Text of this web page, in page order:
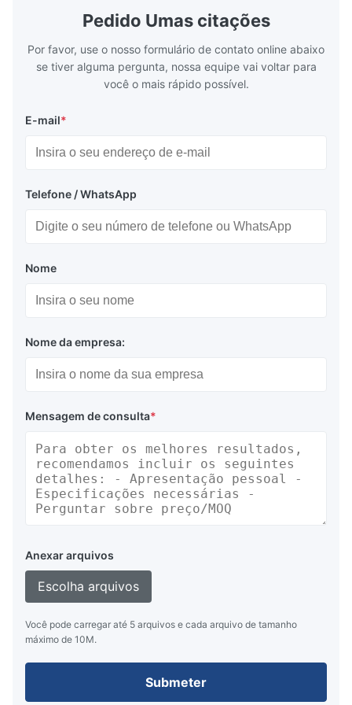
Balanças, ECR, POS, ATM, médico, comunicação,
Display do equipamento de medição, display do
equipamento de ensaio, display do instrumento
Embalagem e entrega:
Saco antiestático + caixa de cartão
Transporte marítimo ou aéreo
Vantagens:
Auto-luminosa, alta relação de brilho e contraste,
grande ângulo de visão
Variedade multicolor
Interface simples e capacidade de gravação de
dados de alta velocidade, tempo de resposta
rápido
Application: Measuring equipment display
Test equipment display Instrument display
Pedido Umas citações
Por favor, use o nosso formulário de contato online abaixo
se tiver alguma pergunta, nossa equipe vai voltar para
você o mais rápido possível.
E-mail*
Telefone / WhatsApp
Nome
Nome da empresa:
Mensagem de consulta*
Anexar arquivos
Escolha arquivos
Você pode carregar até 5 arquivos e cada arquivo de tamanho
máximo de 10M.
Submeter